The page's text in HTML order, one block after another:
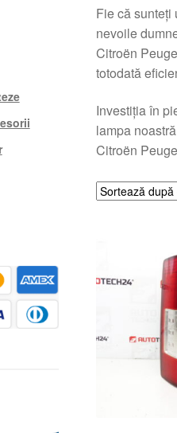
Fie că sunteți
nevoile
Citroën
totodată
Investiția în
lampa
Citroën